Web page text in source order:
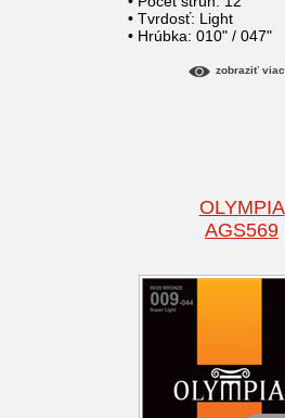
• Tvrdosť: Light
• Hrúbka: 010" / 047"
zobraziť viac
OLYMPIA
AGS569